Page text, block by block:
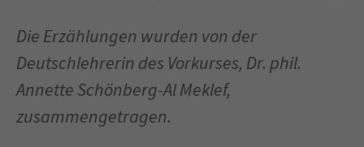
Die Erzählungen wurden von der
Deutschlehrerin des Vorkurses, Dr. phil.
Annette Schönberg-Al Meklef,
zusammengetragen.